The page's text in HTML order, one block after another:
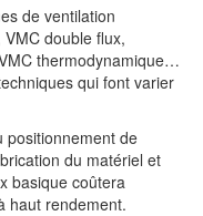
de ventilation
double flux,
thermodynamique…
qui font varier
positionnement de
du matériel et
basique coûtera
haut rendement.